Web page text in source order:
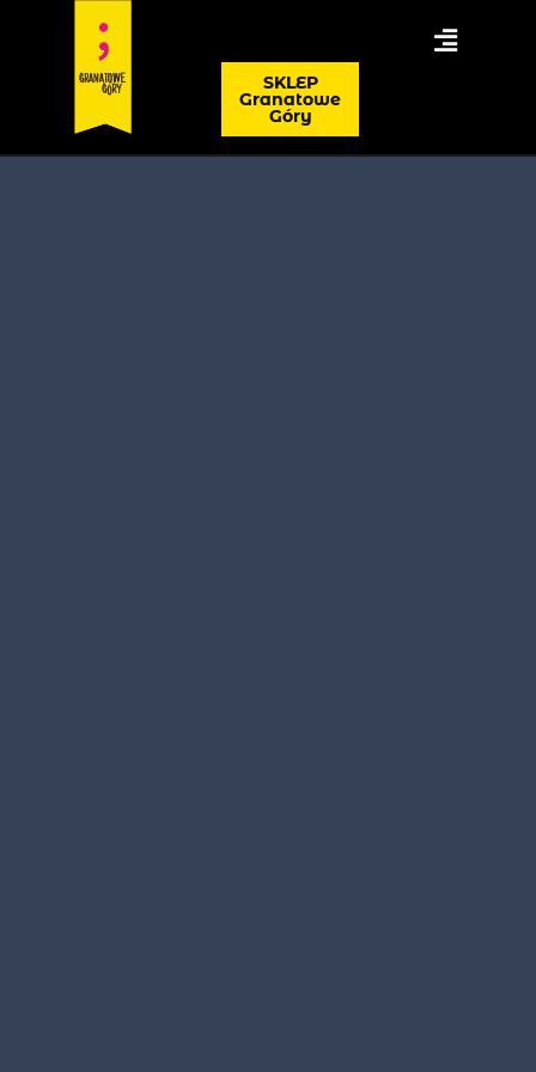
SKLEP
Granatowe
Góry